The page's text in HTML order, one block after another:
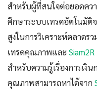
สำหรับผู้ที่สนใจต่อยอดคว
ศึกษาระบบเทรดอัตโนมัติ
สูงในการวิเคราะห์ตลาดรว
เทรดคุณภาพและ Siam2R
สำหรับความรู้เรื่องการเ
คุณภาพสามารถหาได้จาก